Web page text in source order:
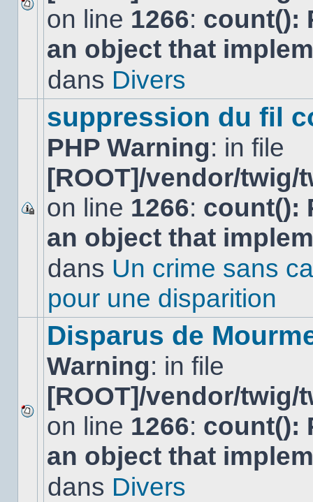
Aucun
nouveau
message
non-
dans
on line 1266: count():
an object that
dans Divers
sujet
est
verrouillé,
vous
pouvez
pas
modifier
messages
poster
réponse.
suppression du fil
PHP Warning: in file
[ROOT]/vendor/
on line 1266: count():
an object that
dans Un crime sans
pour une disparition
Aucun
nouveau
message
non-
dans
Disparus de
Warning: in file
[ROOT]/vendor/
on line 1266: count():
an object that
dans Divers